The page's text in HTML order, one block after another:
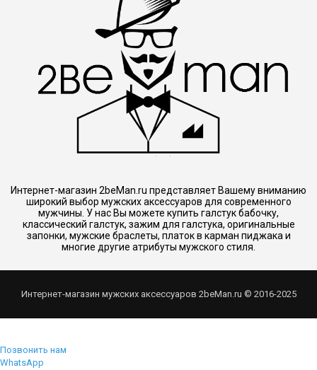
Интернет-магазин 2beMan.ru представляет Вашему вниманию
широкий выбор мужских аксессуаров для современного
мужчины. У нас Вы можете купить галстук бабочку,
классический галстук, зажим для галстука, оригинальные
запонки, мужские браслеты, платок в карман пиджака и
многие другие атрибуты мужского стиля.
Интернет-магазин мужских аксессуаров 2beMan.ru © 2016-2025
Позвонить нам
WhatsApp